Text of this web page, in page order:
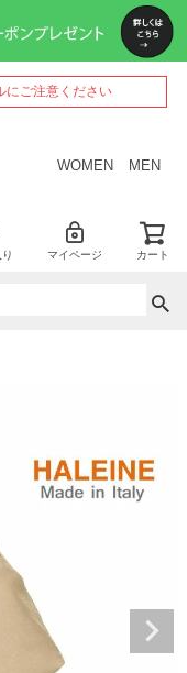
にご注意ください
WOMEN MEN
マイページ カート
ペー
ジト
ップ
へ